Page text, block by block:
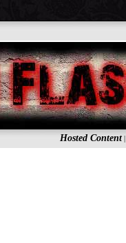
Hosted Content|